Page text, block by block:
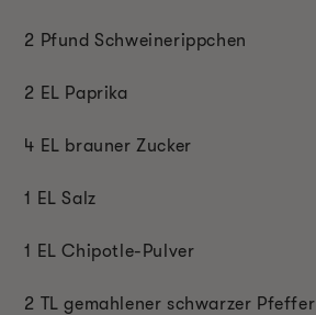
2 Pfund Schweinerippchen
2 EL Paprika
4 EL brauner Zucker
1 EL Salz
1 EL Chipotle-Pulver
2 TL gemahlener schwarzer Pfeffer